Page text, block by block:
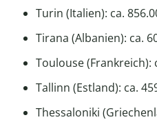
Turin (Italien): ca.
Tirana (Albanien): ca.
Toulouse (Frankreich):
Tallinn (Estland): ca.
Thessaloniki